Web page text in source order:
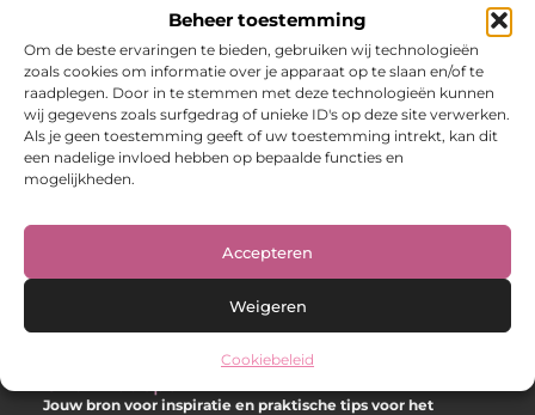
Beheer toestemming
Om de beste ervaringen te bieden, gebruiken wij technologieën
zoals cookies om informatie over je apparaat op te slaan en/of te
raadplegen. Door in te stemmen met deze technologieën kunnen
wij gegevens zoals surfgedrag of unieke ID's op deze site verwerken.
Als je geen toestemming geeft of uw toestemming intrekt, kan dit
een nadelige invloed hebben op bepaalde functies en
mogelijkheden.
Accepteren
Weigeren
Cookiebeleid
Trouwfotograaf in Sneek Dit Seizoen –
Tips en tricks voor de perfecte dag
De magie van een trouwdag vastleggen is een kunst op
zich. Als aanstaande bruid, huwelijksfotograaf of lokale
evenementenplanner weet je hoe belangrijk het is om
Winkelen
Jouw bron voor inspiratie en praktische tips voor het